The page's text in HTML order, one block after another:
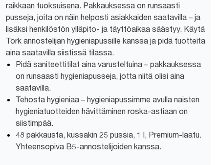
raikkaan tuoksuisena. Pakkauksessa on runsaasti
pusseja, joita on näin helposti asiakkaiden saatavilla – ja
lisäksi henkilöstön ylläpito- ja täyttöaikaa säästyy. Käytä
Tork annostelijan hygieniapussille kanssa ja pidä tuotteita
aina saatavilla siistissä tilassa.
Pidä saniteettitilat aina varusteltuina – pakkauksessa
on runsaasti hygieniapusseja, jotta niitä olisi aina
saatavilla.
Tehosta hygieniaa – hygieniapussimme avulla naisten
hygieniatuotteiden hävittäminen roska-astiaan on
siistimpää.
48 pakkausta, kussakin 25 pussia, 1 l, Premium-laatu.
Yhteensopiva B5-annostelijoiden kanssa.